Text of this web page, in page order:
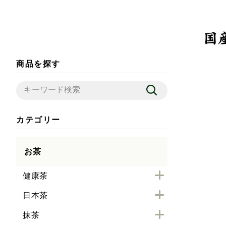
商品を探す
カテゴリー
お茶
健康茶
日本茶
抹茶